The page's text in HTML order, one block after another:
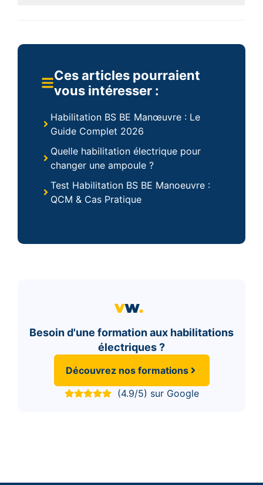
Ces articles pourraient
vous intéresser :
Habilitation BS BE Manœuvre : Le
Guide Complet 2026
Quelle habilitation électrique pour
changer une ampoule ?
Test Habilitation BS BE Manoeuvre :
QCM & Cas Pratique
Besoin d'une formation aux habilitations
électriques ?
Découvrez nos formations
(4.9/5) sur Google